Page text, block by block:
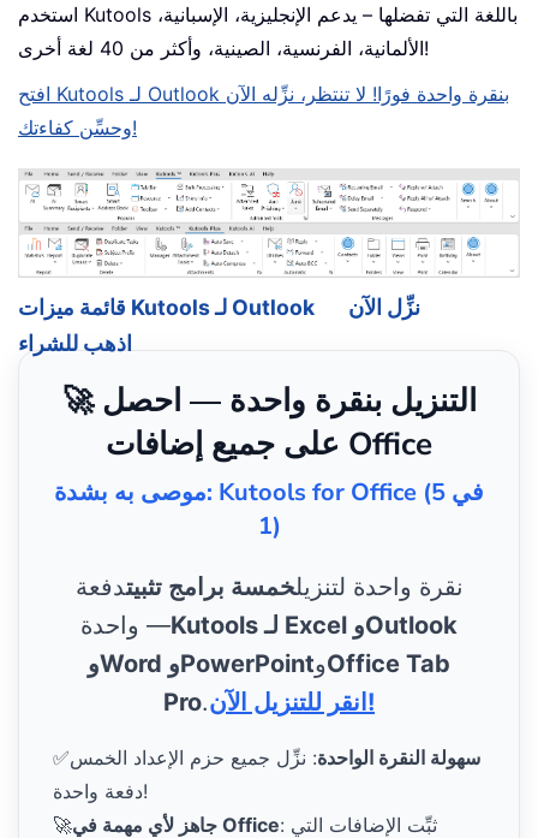
استخدم Kutools باللغة التي تفضلها – يدعم الإنجليزية، الإسبانية،
الألمانية، الفرنسية، الصينية، وأكثر من 40 لغة أخرى!
افتح Kutools لـ Outlook بنقرة واحدة فورًا! لا تنتظر، نزِّله الآن
وحسِّن كفاءتك!
قائمة ميزات Kutools لـ Outlook
نزِّل الآن
اذهب للشراء
🚀 التنزيل بنقرة واحدة — احصل
على جميع إضافات Office
موصى به بشدة: Kutools for Office (5 في
1)
نقرة واحدة لتنزيلخمسة برامج تثبيتدفعة
واحدة —Kutools لـ Excel وOutlook
وWord وPowerPointوOffice Tab
Pro. انقر للتنزيل الآن!
✅ سهولة النقرة الواحدة: نزِّل جميع حزم الإعداد الخمس
دفعة واحدة!
🚀
جاهز لأي مهمة في Office: ثبِّت الإضافات التي